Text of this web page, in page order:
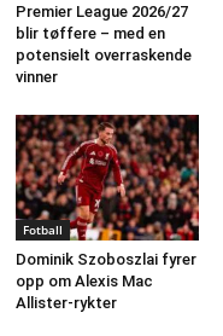
Premier League 2026/27
blir tøffere – med en
potensielt overraskende
vinner
Fotball
Dominik Szoboszlai fyrer
opp om Alexis Mac
Allister-rykter